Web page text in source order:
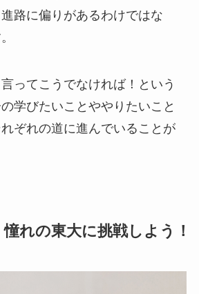
路に偏りがあるわけではな
ってこうでなければ！という
学びたいことややりたいこと
ぞれの道に進んでいることが
れの東大に挑戦しよう！